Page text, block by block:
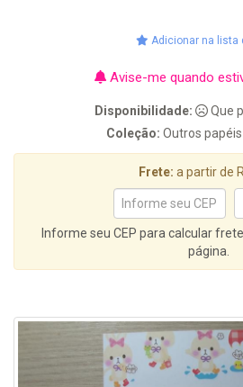
Adicionar na lista
Avise-me quando
Disponibilidade:
Que
Coleção: Outros
Frete: a partir de
Informe seu CEP para calcular
página.